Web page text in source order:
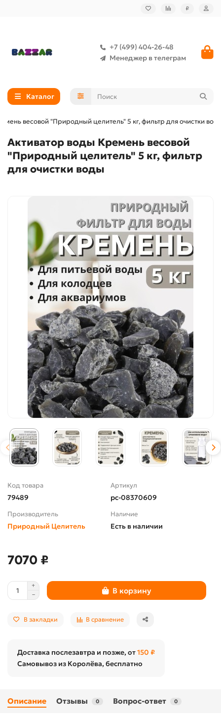
₽
+7 (499) 404-26-48
Менеджер в телеграм
Каталог
весовой "Природный целитель" 5 кг, фильтр для очистки
Активатор воды Кремень весовой
"Природный целитель" 5 кг, фильтр
для очистки воды
Код товара
79489
Артикул
pc-08370609
Производитель
Природный Целитель
Наличие
Есть в наличии
7070 ₽
В корзину
В закладки В сравнение
Доставка послезавтра и позже, от150 ₽
Самовывоз из Королёва, бесплатно
Описание Отзывы 0 Вопрос-ответ 0